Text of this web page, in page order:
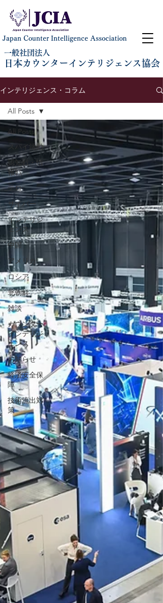
日本カウンターインテリジェンス協会
Japan Counter Intelligence Association
一般社団法人
インテリジェンス・コラム
All Posts
スパイ活動
認知戦・情
報戦
テロ
サイバー
インテリジ
ェンス
中国
アメリカ
ロシア
北朝鮮
雑談
カウンター
インテリジ
ェンス
お知らせ
経済安全保
障
技術流出対
策
All Posts